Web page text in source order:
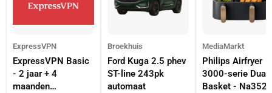
ExpressVPN
ExpressVPN Basic
- 2 jaar + 4
maanden
Broekhuis
Ford Kuga 2.5 phev
ST-line 243pk
automaat
MediaMarkt
Philips Airfryer
3000-serie Dual
Basket -